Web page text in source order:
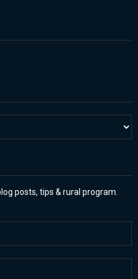
posts, tips & rural program.